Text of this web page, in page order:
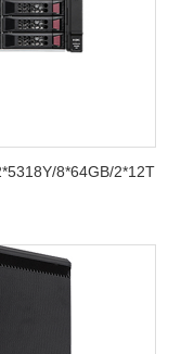
8*64GB/2*12T